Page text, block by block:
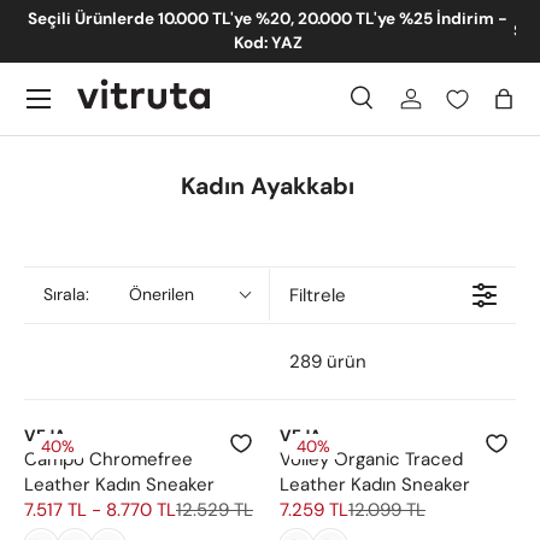
-
Summer Sale %50 İndirim - Yeni Eklenen Ürünler
Ara
Ara Giriş
Menü
Kadın Ayakkabı
Sırala: Önerilen Filtrele
289 ürün
40%
VEJA
Campo Chromefree
Leather Kadın Sneaker
R
7.517 TL - 8.770 TL12.529 TL
40%
VEJA
Volley Organic Traced
Leather Kadın Sneaker
R
7.259 TL12.099 TL